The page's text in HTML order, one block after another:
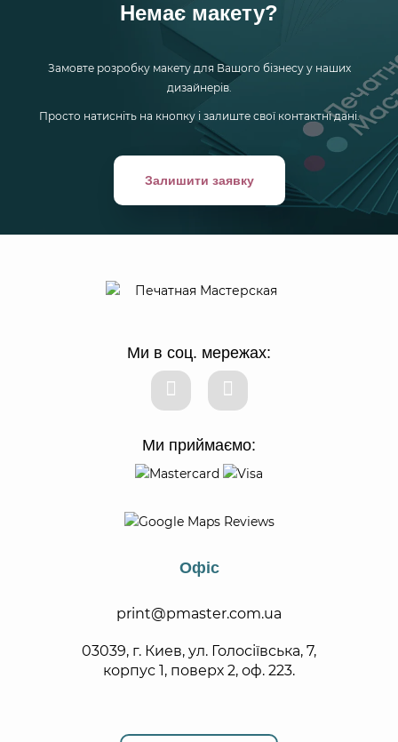
Немає макету?
Замовте розробку макету для Вашого бізнесу у наших
дизайнерів.
Просто натисніть на кнопку і залиште свої контактні дані.
Залишити заявку
Ми в соц. мережах:
Ми приймаємо:
Офіс
print@pmaster.com.ua
03039, г. Киев, ул. Голосіївська, 7,
корпус 1, поверх 2, оф. 223.